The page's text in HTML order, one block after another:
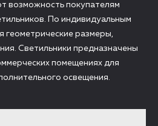
возможность покупателям
По индивидуальным
геометрические размеры,
Светильники предназначены
помещениях для
освещения.